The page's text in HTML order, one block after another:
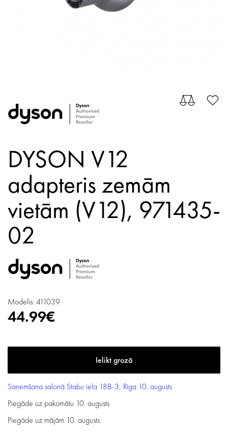
DYSON V12
adapteris zemām
vietām (V12), 971435-
02
Modelis: 411039
44.99€
Saņemšana salonā Stabu iela 18B-3, Rīga 10. augusts
Piegāde uz pakomātu 10. augusts
Piegāde uz mājām 10. augusts